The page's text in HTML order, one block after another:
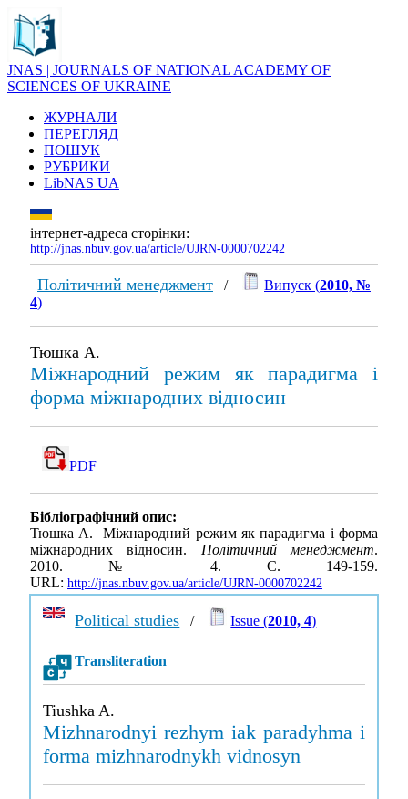
JNAS | JOURNALS OF NATIONAL ACADEMY OF
SCIENCES OF UKRAINE
ЖУРНАЛИ
ПЕРЕГЛЯД
ПОШУК
РУБРИКИ
LibNAS UA
інтернет-адреса сторінки:
http://jnas.nbuv.gov.ua/article/UJRN-0000702242
Політичний менеджмент / Випуск (2010, №
4)
Тюшка А.
Міжнародний режим як парадигма і
форма міжнародних відносин
PDF
Бібліографічний опис:
Тюшка А. Міжнародний режим як парадигма і форма
міжнародних відносин. Політичний менеджмент.
2010. № 4. С. 149-159.
URL: http://jnas.nbuv.gov.ua/article/UJRN-0000702242
Political studies / Issue (2010, 4)
Transliteration
Tiushka A.
Mizhnarodnyi rezhym iak paradyhma i
forma mizhnarodnykh vidnosyn